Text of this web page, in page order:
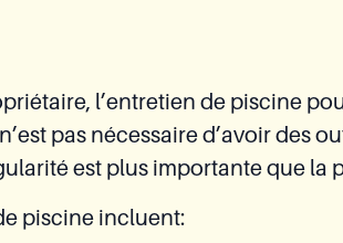
l’entretien de piscine
pas nécessaire d’avoir des
est plus importante que la
piscine incluent: